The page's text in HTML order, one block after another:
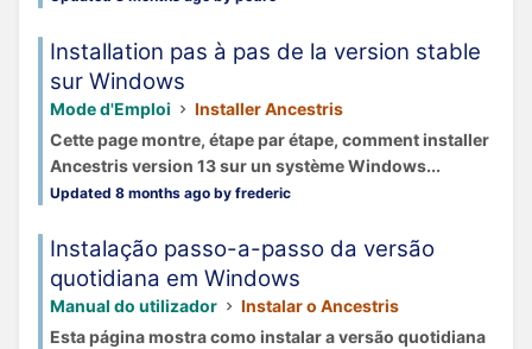
Installation pas à pas de la version stable
sur Windows
Mode d'Emploi
Installer Ancestris
Cette page montre, étape par étape, comment installer
Ancestris version 13 sur un système Windows...
Updated 8 months ago by frederic
Instalação passo-a-passo da versão
quotidiana em Windows
Manual do utilizador
Instalar o Ancestris
Esta página mostra como instalar a versão quotidiana